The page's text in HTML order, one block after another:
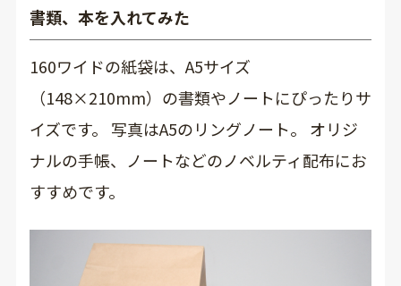
書類、本を入れてみた
160ワイドの紙袋は、A5サイズ
（148×210mm）の書類やノートにぴったりサ
イズです。 写真はA5のリングノート。 オリジ
ナルの手帳、ノートなどのノベルティ配布にお
すすめです。